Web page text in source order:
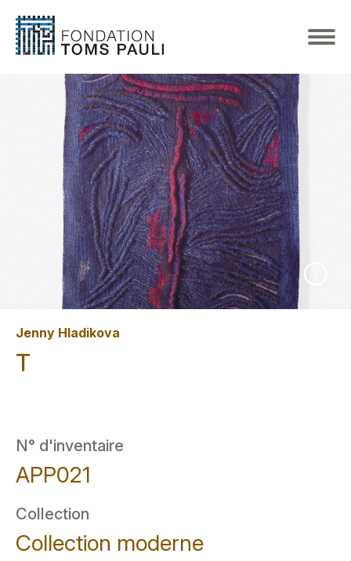
Jenny Hladikova
T
N° d'inventaire
APP021
Collection
Collection moderne